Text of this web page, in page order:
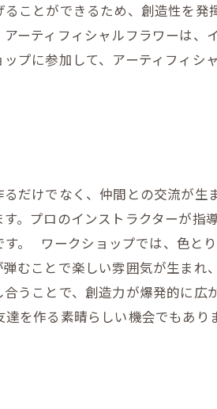
ことができるため、創造性を
ーティフィシャルフラワーは
プに参加して、アーティフィ
だけでなく、仲間との交流が
。プロのインストラクターが指
。 ワークショップでは、色と
むことで楽しい雰囲気が生まれ
うことで、創造力が爆発的に
を作る素晴らしい機会でもあ